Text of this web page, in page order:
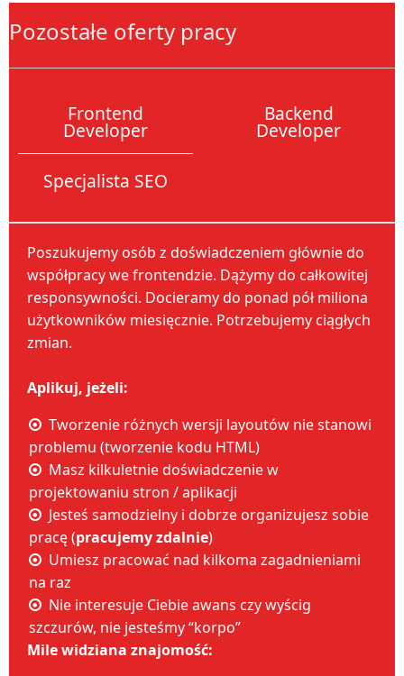
Pozostałe oferty pracy
Frontend
Developer
Backend
Developer
Specjalista SEO
Poszukujemy osób z doświadczeniem głównie do
współpracy we frontendzie. Dążymy do całkowitej
responsywności. Docieramy do ponad pół miliona
użytkowników miesięcznie. Potrzebujemy ciągłych
zmian.
Aplikuj, jeżeli:
Tworzenie różnych wersji layoutów nie stanowi
problemu (tworzenie kodu HTML)
Masz kilkuletnie doświadczenie w
projektowaniu stron / aplikacji
Jesteś samodzielny i dobrze organizujesz sobie
pracę (pracujemy zdalnie)
Umiesz pracować nad kilkoma zagadnieniami
na raz
Nie interesuje Ciebie awans czy wyścig
szczurów, nie jesteśmy “korpo”
Mile widziana znajomość: